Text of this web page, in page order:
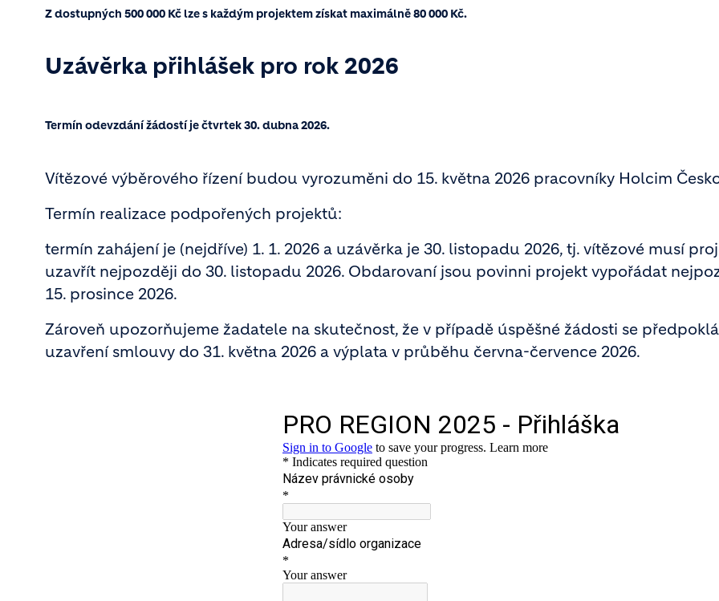
Z dostupných 500 000 Kč lze s každým projektem získat maximálně 80 000 Kč.
Uzávěrka přihlášek pro rok 2026
Termín odevzdání žádostí je čtvrtek 30. dubna 2026.
Vítězové výběrového řízení budou vyrozuměni do 15. května 2026 pracovníky Holcim
Termín realizace podpořených projektů:
termín zahájení je (nejdříve) 1. 1. 2026 a uzávěrka je 30. listopadu 2026, tj. vítězové musí
uzavřít nejpozději do 30. listopadu 2026. Obdarovaní jsou povinni projekt vypořádat
15. prosince 2026.
Zároveň upozorňujeme žadatele na skutečnost, že v případě úspěšné žádosti se
uzavření smlouvy do 31. května 2026 a výplata v průběhu června-července 2026.